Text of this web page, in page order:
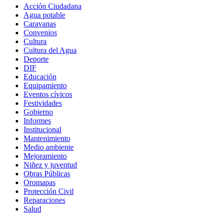
Acción Ciudadana
Agua potable
Caravanas
Convenios
Cultura
Cultura del Agua
Deporte
DIF
Educación
Equipamiento
Eventos cívicos
Festividades
Gobierno
Informes
Institucional
Mantenimiento
Medio ambiente
Mejoramiento
Niñez y juventud
Obras Públicas
Oromapas
Protección Civil
Reparaciones
Salud